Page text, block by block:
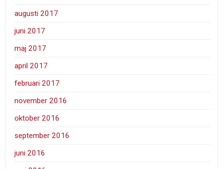
augusti 2017
juni 2017
maj 2017
april 2017
februari 2017
november 2016
oktober 2016
september 2016
juni 2016